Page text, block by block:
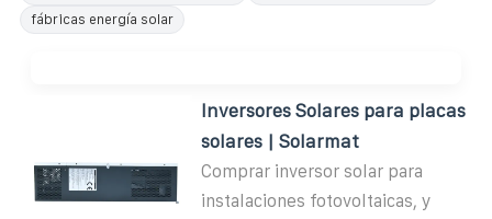
fábricas energía solar
Inversores Solares para placas
solares | Solarmat
Comprar inversor solar para
instalaciones fotovoltaicas, y